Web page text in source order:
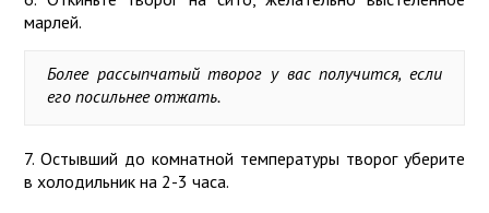
марлей.
Более рассыпчатый творог у вас получится, если
его посильнее отжать.
7. Остывший до комнатной температуры творог уберите
в холодильник на 2-3 часа.